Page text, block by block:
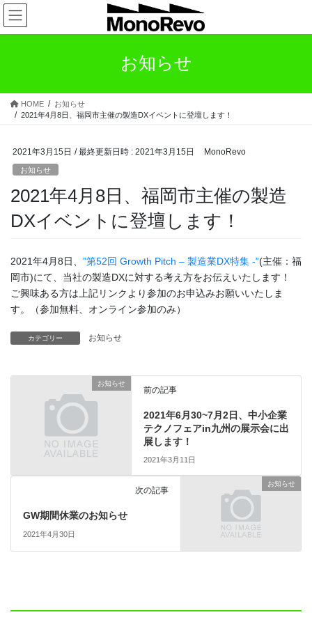
コ
ン
テ
ス
ナ
ビ
ゲ
ン
お知らせ
HOME
お知らせ
2021年4月8日、福岡市主催の製造DXイベントに登壇します！
2021年3月15日 / 最終更新日時 : 2021年3月15日 MonoRevo
お知らせ
2021年4月8日、福岡市主催の製造
DXイベントに登壇します！
2021年4月8日、 ”第52回 Growth Pitch – 製造業DX特集 -”(主催：福
岡市)にて、当社の製造DXに対する考え方をお伝えいたします！
ご興味ある方は上記リンクより参加のお申込みお願いいたしま
す。（参加無料、オンライン参加のみ）
カテゴリー お知らせ
お知らせ
前の記事
2021年6月30~7月2日、中小企業
テクノフェアin九州の展示会に出
展します！
2021年3月11日
お知らせ
次の記事
GW期間休業のお知らせ
2021年4月30日